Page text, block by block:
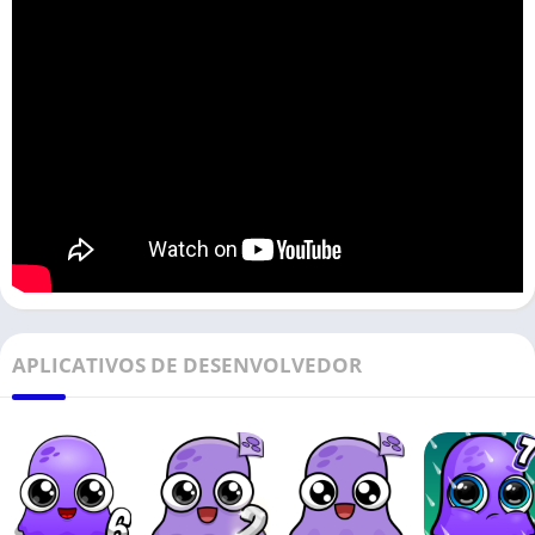
APLICATIVOS DE DESENVOLVEDOR